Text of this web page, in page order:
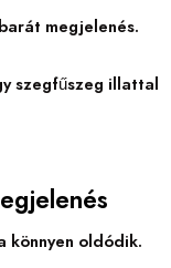
megjelenés.
szegfűszeg illattal
könnyen oldódik.